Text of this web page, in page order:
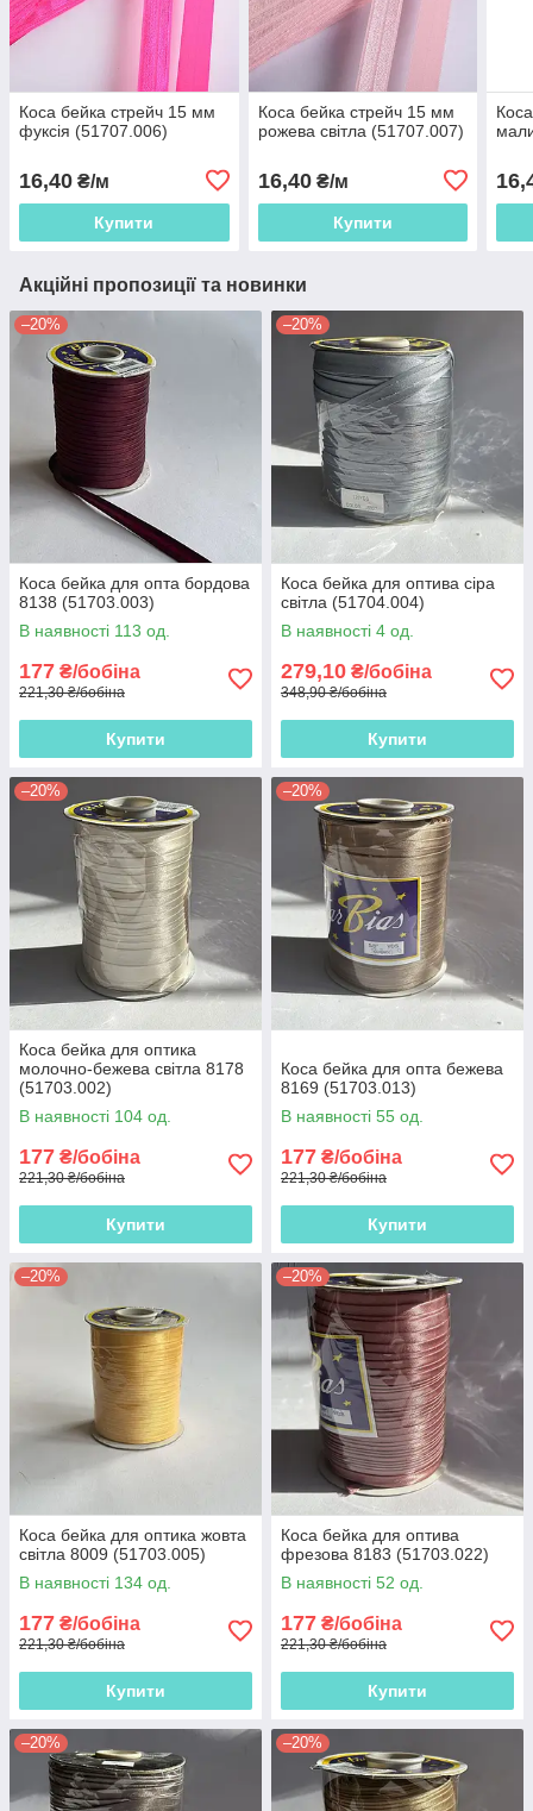
Коса бейка стрейч 15 мм
фуксія (51707.006)
16,40 ₴/м
Купити
Коса бейка стрейч 15 мм
рожева світла (51707.007)
16,40₴/м
Купити
Акційні пропозиції та новинки
–20%
Коса бейка для опта бордова
8138 (51703.003)
В наявності 113 од.
177 ₴/бобіна
221,30 ₴/бобіна
Купити
–20%
Коса бейка для оптива сіра
світла (51704.004)
В наявності 4 од.
279,10 ₴/бобіна
348,90 ₴/бобіна
Купити
–20%
Коса бейка для оптика
молочно-бежева світла 8178
(51703.002)
В наявності 104 од.
177 ₴/бобіна
221,30 ₴/бобіна
Купити
–20%
Коса бейка для опта бежева
8169 (51703.013)
В наявності 55 од.
177 ₴/бобіна
221,30 ₴/бобіна
Купити
–20%
Коса бейка для оптика жовта
світла 8009 (51703.005)
В наявності 134 од.
177 ₴/бобіна
221,30 ₴/бобіна
Купити
–20%
Коса бейка для оптива
фрезова 8183 (51703.022)
В наявності 52 од.
177 ₴/бобіна
221,30 ₴/бобіна
Купити
–20% –20%